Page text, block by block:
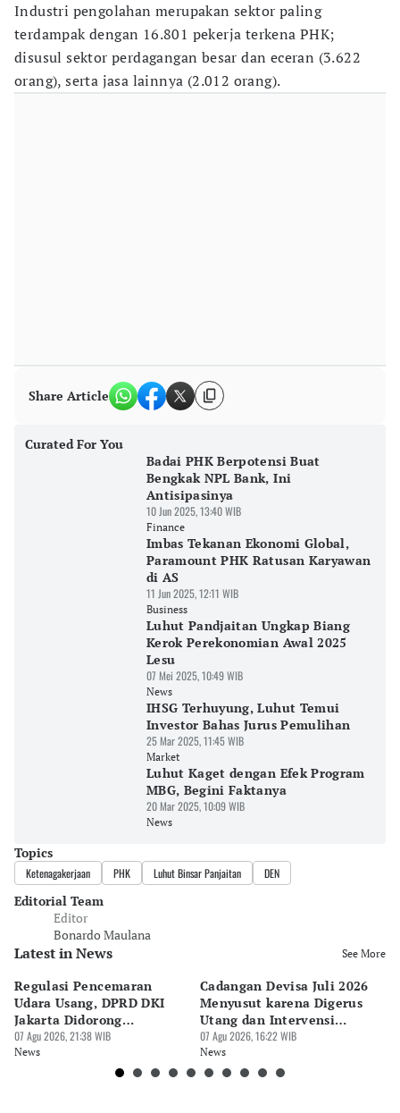
Industri pengolahan merupakan sektor paling
terdampak dengan 16.801 pekerja terkena PHK;
disusul sektor perdagangan besar dan eceran (3.622
orang), serta jasa lainnya (2.012 orang).
Share Article
Curated For You
Badai PHK Berpotensi Buat
Bengkak NPL Bank, Ini
Antisipasinya
10 Jun 2025, 13:40 WIB
Finance
Imbas Tekanan Ekonomi Global,
Paramount PHK Ratusan Karyawan
di AS
11 Jun 2025, 12:11 WIB
Business
Luhut Pandjaitan Ungkap Biang
Kerok Perekonomian Awal 2025
Lesu
07 Mei 2025, 10:49 WIB
News
IHSG Terhuyung, Luhut Temui
Investor Bahas Jurus Pemulihan
25 Mar 2025, 11:45 WIB
Market
Luhut Kaget dengan Efek Program
MBG, Begini Faktanya
20 Mar 2025, 10:09 WIB
News
Topics
Ketenagakerjaan PHK Luhut Binsar Panjaitan DEN
Editorial Team
Editor
Bonardo Maulana
Latest in News See More
Regulasi Pencemaran
Udara Usang, DPRD DKI
Jakarta Didorong
Prioritaskan Revisi Perda
07 Agu 2026, 21:38 WIB
News
Cadangan Devisa Juli 2026
Menyusut karena Digerus
Utang dan Intervensi
Rupiah
07 Agu 2026, 16:22 WIB
News